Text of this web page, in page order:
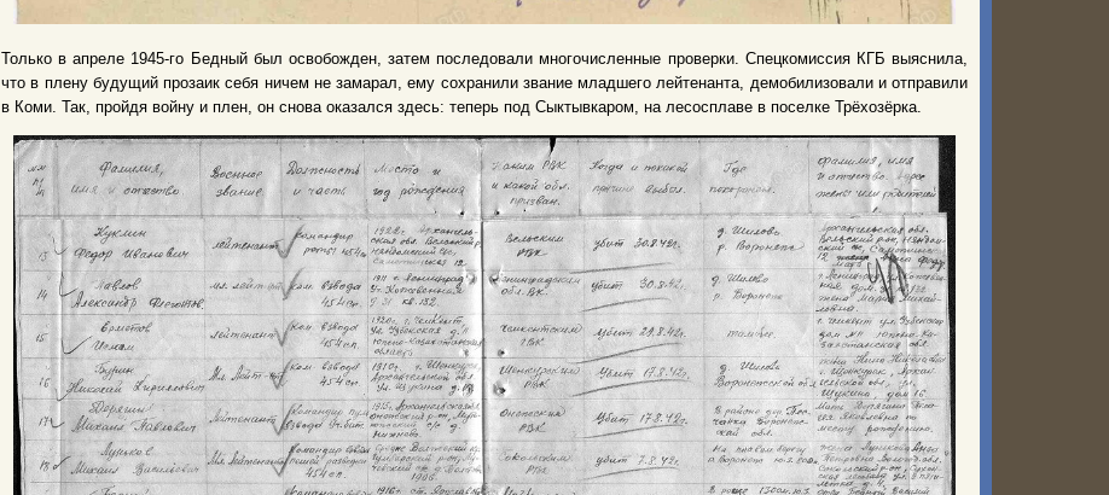
Только в апреле 1945-го Бедный был освобожден, затем последовали многочисленные проверки. Спецкомиссия КГБ выяснила,
что в плену будущий прозаик себя ничем не замарал, ему сохранили звание младшего лейтенанта, демобилизовали и отправили
в Коми. Так, пройдя войну и плен, он снова оказался здесь: теперь под Сыктывкаром, на лесосплаве в поселке Трёхозёрка.